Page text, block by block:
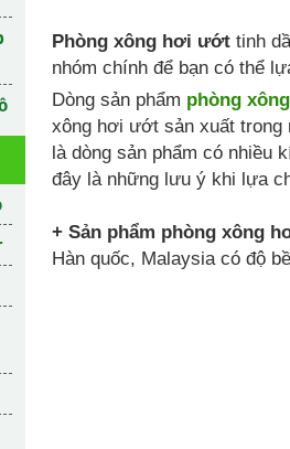
Phòng xông hơi ướt tinh
nhóm chính để bạn có thể
Dòng sản phẩm phòng
xông hơi ướt sản xuất trong
là dòng sản phẩm có nhiều
đây là những lưu ý khi lựa
+ Sản phẩm phòng xông
Hàn quốc, Malaysia có độ